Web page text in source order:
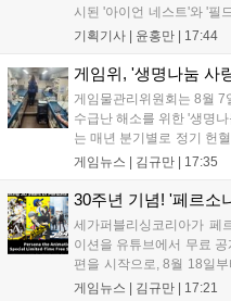
시된 '아이언 네스트'와 '필
있습니다. 한편, 7일 출시
랜드'는 7년 만의 대규모
기획기사 | 윤홍만 | 17:44
게임위, '생명나눔 사
게임물관리위원회는 8월
수급난 해소를 위한 '생명
는 매년 분기별로 정기 헌
고 있으며, 이번 행사에는
따뜻한 실천에 참여한 모
게임뉴스 | 김규만 | 17:35
30주년 기념! '페르소
세가퍼블리싱코리아가 페
이션을 유튜브에서 무료
편을 시작으로, 8월 18일
월 15일부터 10월 14일까
게임뉴스 | 김규만 | 17:21